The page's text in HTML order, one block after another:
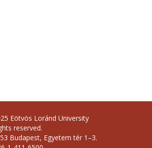
Eötvös Loránd University
reserved.
Budapest, Egyetem tér 1–3.